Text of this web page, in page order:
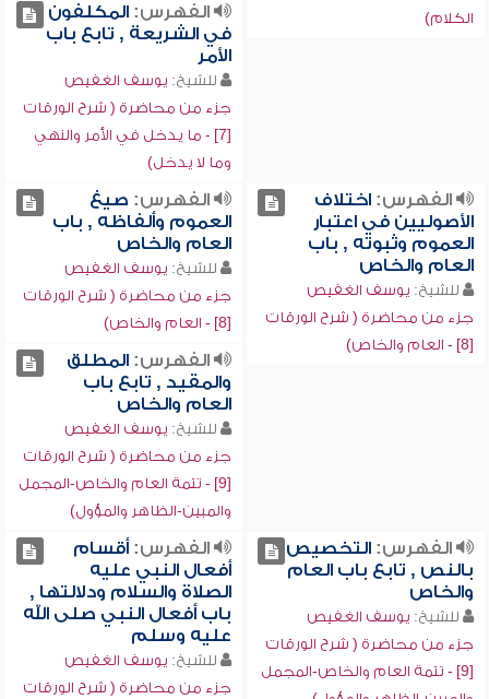
الكلام)
الفهرس:المكلفون
في الشريعة , تابع باب
الأمر
للشيخ: يوسف الغفيص
جزء من محاضرة ( شرح الورقات
[7] - ما يدخل في الأمر والنهي
وما لا يدخل)
الفهرس:اختلاف
الأصوليين في اعتبار
العموم وثبوته , باب
العام والخاص
للشيخ: يوسف الغفيص
جزء من محاضرة ( شرح الورقات
[8] - العام والخاص)
الفهرس: صيغ
العموم وألفاظه , باب
العام والخاص
للشيخ: يوسف الغفيص
جزء من محاضرة ( شرح الورقات
[8] - العام والخاص)
الفهرس:المطلق
والمقيد , تابع باب
العام والخاص
للشيخ: يوسف الغفيص
جزء من محاضرة ( شرح الورقات
[9] - تتمة العام والخاص-المجمل
والمبين-الظاهر والمؤول)
الفهرس:التخصيص
بالنص , تابع باب العام
والخاص
للشيخ: يوسف الغفيص
جزء من محاضرة ( شرح الورقات
[9] - تتمة العام والخاص-المجمل
الفهرس:أقسام
أفعال النبي عليه
الصلاة والسلام ودلالتها ,
باب أفعال النبي صلى الله
عليه وسلم
للشيخ: يوسف الغفيص
جزء من محاضرة ( شرح الورقات